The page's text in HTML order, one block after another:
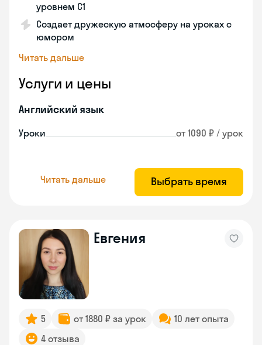
уровнем C1
Создает дружескую атмосферу на уроках с
юмором
Читать дальше
Услуги и цены
Английский язык
Уроки от 1090 ₽ / урок
Читать дальше Выбрать время
Евгения
5 от 1880 ₽ за урок
10 лет опыта
4 отзыва